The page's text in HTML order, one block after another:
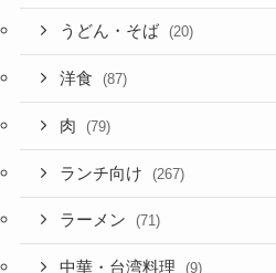
うどん・そば (20)
洋食 (87)
肉 (79)
ランチ向け (267)
ラーメン (71)
中華・台湾料理 (9)